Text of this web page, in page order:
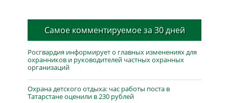
Самое комментируемое за 30 дней
Росгвардия информирует о главных изменениях для
охранников и руководителей частных охранных
организаций
Охрана детского отдыха: час работы поста в
Татарстане оценили в 230 рублей